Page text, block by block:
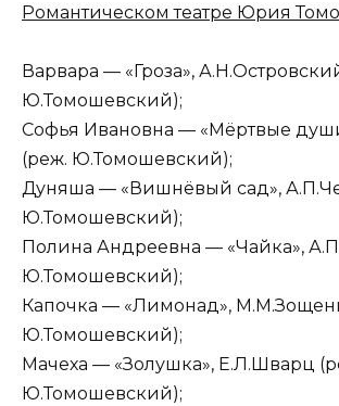
Романтическом театре Юрия
Варвара — «Гроза»,
Ю.Томошевский);
Софья Ивановна — «Мёртвые
(реж. Ю.Томошевский);
Дуняша — «Вишнёвый сад»,
Ю.Томошевский);
Полина Андреевна — «Чайка»,
Ю.Томошевский);
Капочка — «Лимонад»,
Ю.Томошевский);
Мачеха — «Золушка», Е.Л.Шварц
Ю.Томошевский);